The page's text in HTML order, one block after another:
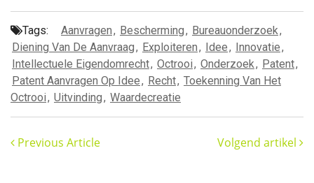
Tags: Aanvragen, Bescherming, Bureauonderzoek,
Diening Van De Aanvraag, Exploiteren, Idee, Innovatie,
Intellectuele Eigendomrecht, Octrooi, Onderzoek, Patent,
Patent Aanvragen Op Idee, Recht, Toekenning Van Het
Octrooi, Uitvinding, Waardecreatie
Previous Article Volgend artikel